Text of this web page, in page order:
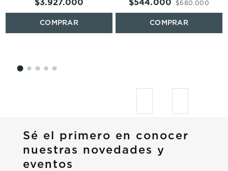
$3.927.000 $680.000
$544.000
Sé el primero en conocer
nuestras novedades y
eventos